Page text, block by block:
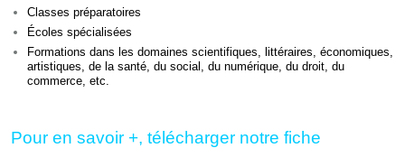
Classes préparatoires
Écoles spécialisées
Formations dans les domaines scientifiques, littéraires, économiques,
artistiques, de la santé, du social, du numérique, du droit, du
commerce, etc.
Pour en savoir +, télécharger notre fiche